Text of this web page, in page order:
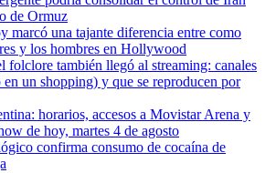
de Ormuz
marcó una tajante diferencia entre como
y los hombres en Hollywood
folclore también llegó al streaming: canales
un shopping) y que se reproducen por
horarios, accesos a Movistar Arena y
de hoy, martes 4 de agosto
confirma consumo de cocaína de